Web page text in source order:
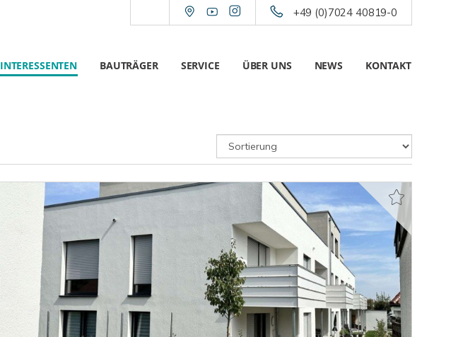
+49 (0)7024 40819-0
INTERESSENTEN BAUTRÄGER SERVICE ÜBER UNS NEWS KONTAKT